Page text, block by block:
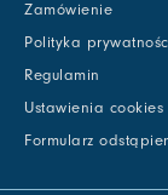
Zamówienie
Polityka
Regulamin
Ustawienia cookies
Formularz